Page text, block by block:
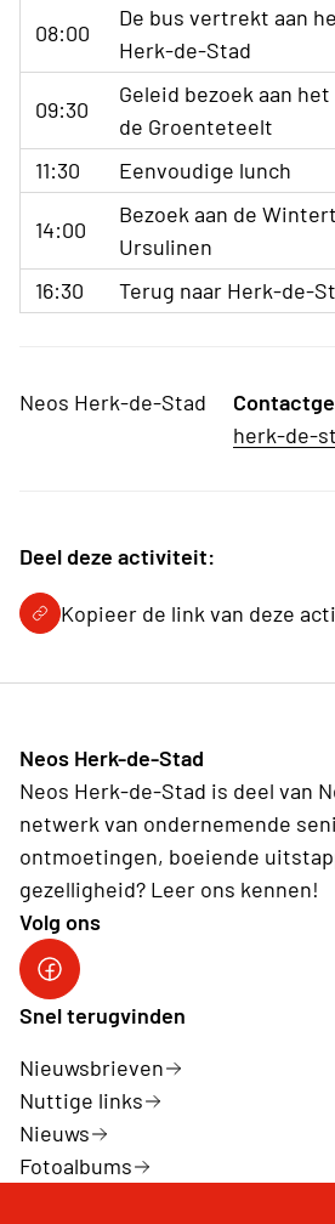
08:00
De bus vertrekt aan
Herk-de-Stad
09:30
Geleid bezoek aan
de Groenteteelt
11:30
Eenvoudige lunch
14:00
Bezoek aan de
Ursulinen
16:30
Terug naar Herk-de-
Neos Herk-de-Stad
herk-de-
Deel deze activiteit:
Kopieer de link van deze
Neos Herk-de-Stad
Neos Herk-de-Stad is deel van
netwerk van ondernemende
ontmoetingen, boeiende
gezelligheid? Leer ons kennen!
Volg ons
Facebook Herk-de-Stad
Snel terugvinden
Nieuwsbrieven
Nuttige links
Nieuws
Fotoalbums